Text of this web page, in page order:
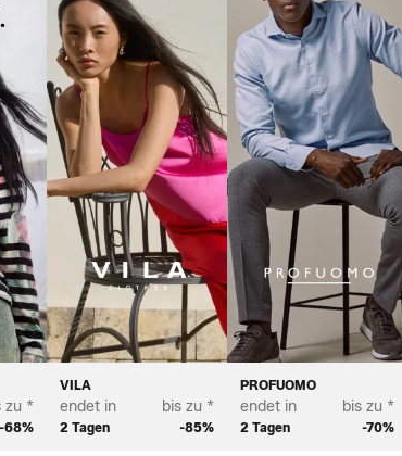
zu *
-68%
VILA
endet in
2 Tagen
bis zu *
-85%
PROFUOMO
endet in
2 Tagen
bis zu *
-70%